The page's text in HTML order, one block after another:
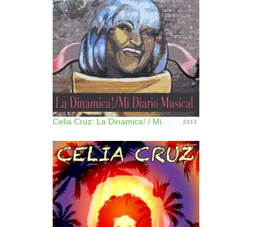
Celia Cruz: La Dinamica! / Mi Diario Musical 2013